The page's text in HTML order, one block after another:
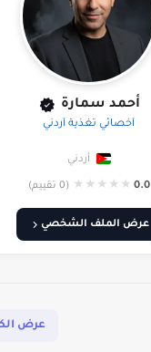
أحمد سمارة
أخصائي تغذية أردني
أردني
0.0
★
★
★
★
★ (0 تقييم)
عرض الملف الشخصي
عرض